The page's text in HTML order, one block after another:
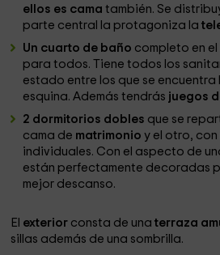
ellos es cama también. Se
parte central la protagoniza la
Un cuarto de baño completo en
para todos. Tiene todos los
estado entre los que se encuentra
esquina. Además tendrás juegos
2 dormitorios dobles que se
cama de matrimonio y el otro, con
individuales. Con el aspecto de
están perfectamente decoradas
mejor descanso.
El exterior consta de una terraza
sillas además de una sombrilla.